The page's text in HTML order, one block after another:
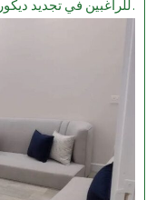
للراغبين في تجديد ديكور منازلهم بستائر فاخرة وعصرية.